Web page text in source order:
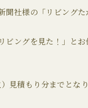
聞社様の「リビング
ビングを見た！」と
見積もり分までとな